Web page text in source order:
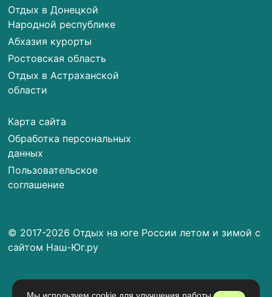
Отдых в Донецкой
Народной республике
Абхазия курорты
Ростовская область
Отдых в Астраханской
области
Карта сайта
Обработка персональных
данных
Пользовательское
соглашение
© 2017-2026 Отдых на юге России летом и зимой с
сайтом Наш-Юг.ру